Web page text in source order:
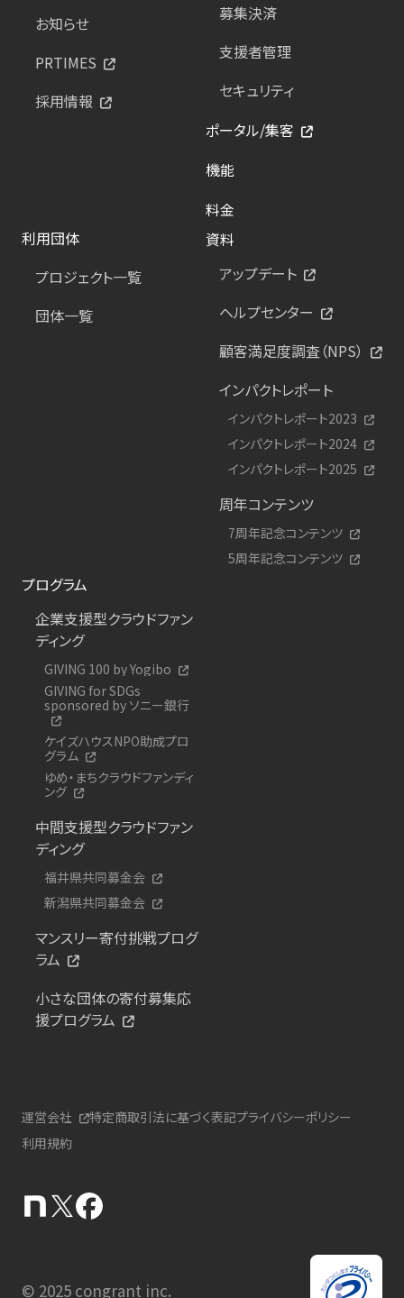
お知らせ
PRTIMES
採用情報
募集決済
支援者管理
セキュリティ
ポータル/集客
機能
料金
利用団体
プロジェクト一覧
団体一覧
資料
アップデート
ヘルプセンター
顧客満足度調査（NPS）
インパクトレポート
インパクトレポート2023
インパクトレポート2024
インパクトレポート2025
周年コンテンツ
7周年記念コンテンツ
5周年記念コンテンツ
プログラム
企業支援型クラウドファン
ディング
GIVING 100 by Yogibo
GIVING for SDGs
sponsored by ソニー銀行
ケイズハウスNPO助成プロ
グラム
ゆめ・まちクラウドファンディ
ング
中間支援型クラウドファン
ディング
福井県共同募金会
新潟県共同募金会
マンスリー寄付挑戦プログ
ラム
小さな団体の寄付募集応
援プログラム
運営会社 特定商取引法に基づく表記プライバシーポリシー
利用規約
© 2025 congrant inc.